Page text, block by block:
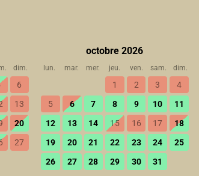
dim.
6
13
20
27
octobre 2026
lun. mar. mer. jeu. ven. sam. dim.
1 2 3
4
5
6 7 8 9 10
11
12
13 14 15 16 17
18
19
20 21 22 23 24
25
26
27 28 29 30 31